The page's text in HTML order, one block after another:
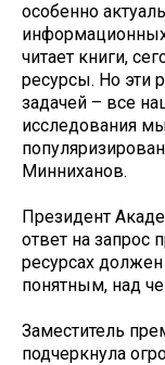
особенно
читает книги,
ресурсы. Но эти
задачей – все
исследования
Минниханов.
Президент
ответ на запрос
ресурсах
понятным, над
Заместитель
подчеркнула